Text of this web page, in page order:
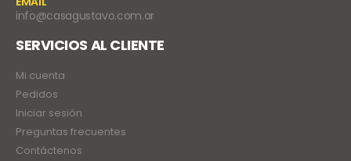
info@casagustavo.com.ar
SERVICIOS AL CLIENTE
Mi cuenta
Pedidos
Iniciar sesión
Preguntas frecuentes
Contáctenos